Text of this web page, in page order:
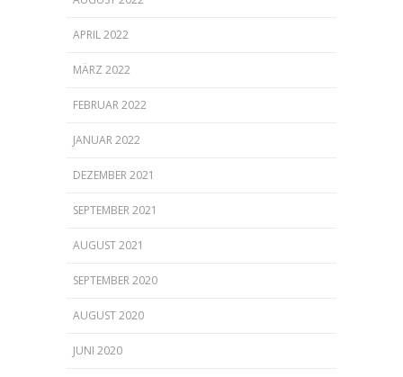
APRIL 2022
MÄRZ 2022
FEBRUAR 2022
JANUAR 2022
DEZEMBER 2021
SEPTEMBER 2021
AUGUST 2021
SEPTEMBER 2020
AUGUST 2020
JUNI 2020